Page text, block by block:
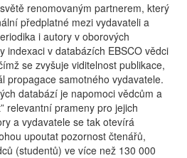
renomovaným partnerem, který
předplatné mezi vydavateli a
i autory v oborových
indexaci v databázích EBSCO vědci
se zvyšuje viditelnost publikace,
propagace samotného vydavatele.
databází je napomoci vědcům a
relevantní prameny pro jejich
a vydavatele se tak otevírá
upoutat pozornost čtenářů,
(studentů) ve více než 130 000